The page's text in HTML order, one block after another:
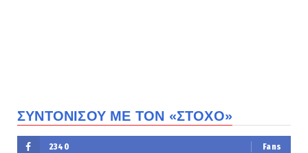
ΣΥΝΤΟΝΙΣΟΥ ΜΕ ΤΟΝ «ΣΤΟΧΟ»
2340 Fans